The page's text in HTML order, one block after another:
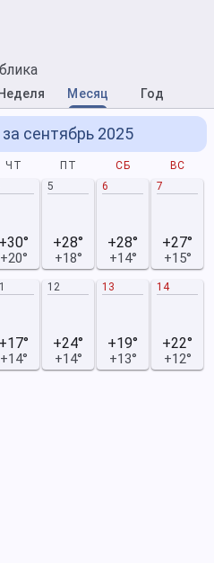
Неделя Месяц Год
сентябрь 2025
ЧТ ПТ СБ
ВС
+30°
+20°
5
+28°
+18°
6
+28°
+14°
7
+27°
+15°
+17°
+14°
12
+24°
+14°
13
+19°
+13°
14
+22°
+12°